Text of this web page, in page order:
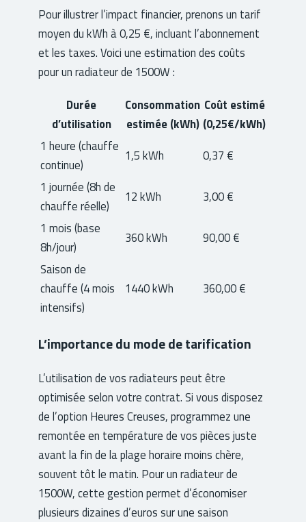
Pour illustrer l’impact financier, prenons un tarif
moyen du kWh à 0,25 €, incluant l’abonnement
et les taxes. Voici une estimation des coûts
pour un radiateur de 1500W :
Durée
d’utilisation
Consommation
estimée (kWh)
Coût estimé
(0,25€/kWh)
1 heure (chauffe
continue)
1,5 kWh
0,37 €
1 journée (8h de
chauffe réelle)
12 kWh
3,00 €
1 mois (base
8h/jour)
360 kWh
90,00 €
Saison de
chauffe (4 mois
intensifs)
1440 kWh 360,00 €
L’importance du mode de tarification
L’utilisation de vos radiateurs peut être
optimisée selon votre contrat. Si vous disposez
de l’option Heures Creuses, programmez une
remontée en température de vos pièces juste
avant la fin de la plage horaire moins chère,
souvent tôt le matin. Pour un radiateur de
1500W, cette gestion permet d’économiser
plusieurs dizaines d’euros sur une saison